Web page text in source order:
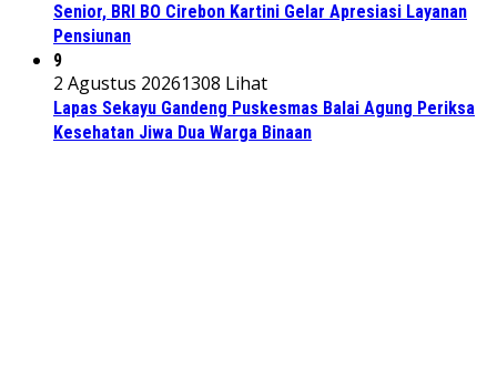
Senior, BRI BO Cirebon Kartini Gelar Apresiasi Layanan
Pensiunan
9
2 Agustus 20261308 Lihat
Lapas Sekayu Gandeng Puskesmas Balai Agung Periksa
Kesehatan Jiwa Dua Warga Binaan